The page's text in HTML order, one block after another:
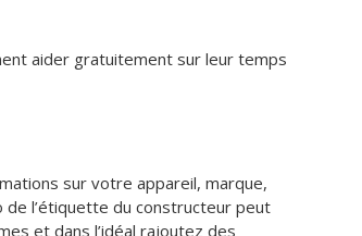
aider gratuitement sur leur temps
sur votre appareil, marque,
l’étiquette du constructeur peut
et dans l’idéal rajoutez des